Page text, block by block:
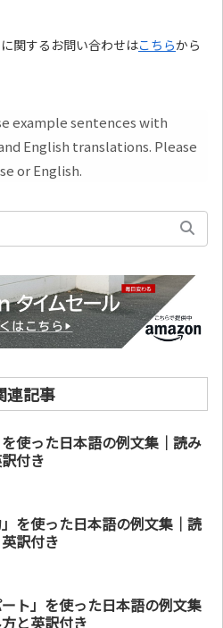
関するお問い合わせはこちらから
example sentences with
English translations. Please
or English.
連記事
を使った日本語の例文集｜読み
付き
」を使った日本語の例文集｜読
訳付き
ート」を使った日本語の例文集
方と英訳付き